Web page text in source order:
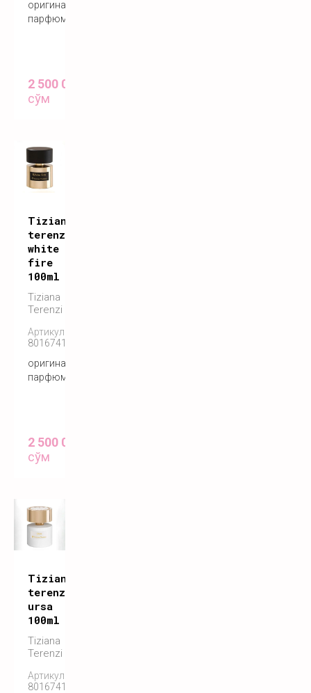
оригинальный
парфюм
2 500 000
сўм
Tiziana
terenzi
white
fire
100ml
Tiziana
Terenzi
Артикул:
8016741572555
оригинальный
парфюм
2 500 000
сўм
Tiziana
terenzi
ursa
100ml
Tiziana
Terenzi
Артикул:
8016741572555